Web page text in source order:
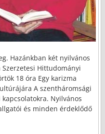
Hazánkban két nyilvános
Hittudományi
18 óra Egy karizma
A szentháromsági
Nyilvános
és minden érdeklődő